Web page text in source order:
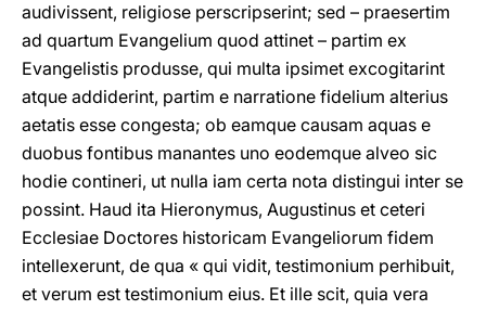
audivissent, religiose perscripserint; sed – praesertim
ad quartum Evangelium quod attinet – partim ex
Evangelistis produsse, qui multa ipsimet excogitarint
atque addiderint, partim e narratione fidelium alterius
aetatis esse congesta; ob eamque causam aquas e
duobus fontibus manantes uno eodemque alveo sic
hodie contineri, ut nulla iam certa nota distingui inter se
possint. Haud ita Hieronymus, Augustinus et ceteri
Ecclesiae Doctores historicam Evangeliorum fidem
intellexerunt, de qua « qui vidit, testimonium perhibuit,
et verum est testimonium eius. Et ille scit, quia vera